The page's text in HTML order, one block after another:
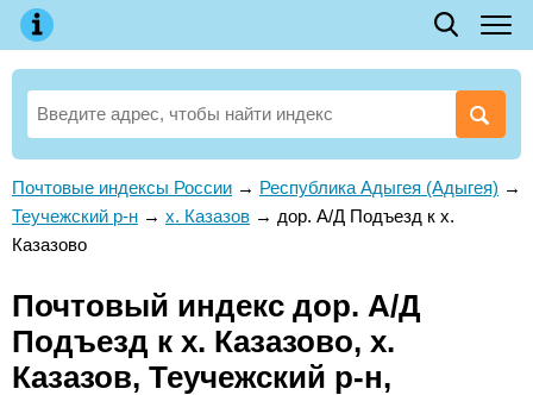
Почтовые индексы России → Республика Адыгея (Адыгея) →
Теучежский р-н → х. Казазов → дор. А/Д Подъезд к х.
Казазово
Почтовый индекс дор. А/Д
Подъезд к х. Казазово, х.
Казазов, Теучежский р-н,